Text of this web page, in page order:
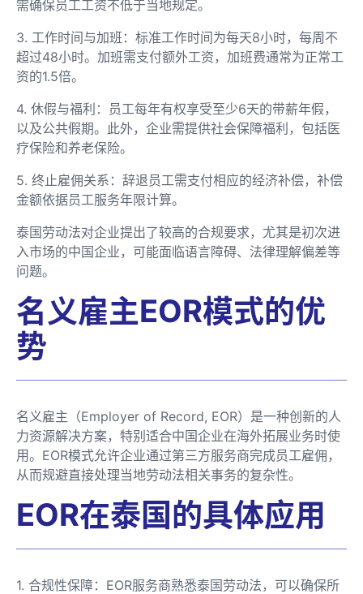
需确保员工工资不低于当地规定。
3. 工作时间与加班：标准工作时间为每天8小时，每周不
超过48小时。加班需支付额外工资，加班费通常为正常工
资的1.5倍。
4. 休假与福利：员工每年有权享受至少6天的带薪年假，
以及公共假期。此外，企业需提供社会保障福利，包括医
疗保险和养老保险。
5. 终止雇佣关系：辞退员工需支付相应的经济补偿，补偿
金额依据员工服务年限计算。
泰国劳动法对企业提出了较高的合规要求，尤其是初次进
入市场的中国企业，可能面临语言障碍、法律理解偏差等
问题。
名义雇主EOR模式的优
势
名义雇主（Employer of Record, EOR）是一种创新的人
力资源解决方案，特别适合中国企业在海外拓展业务时使
用。EOR模式允许企业通过第三方服务商完成员工雇佣，
从而规避直接处理当地劳动法相关事务的复杂性。
EOR在泰国的具体应用
1. 合规性保障：EOR服务商熟悉泰国劳动法，可以确保所